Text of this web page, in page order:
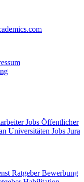
Jobs Öffentlicher
Universitäten Jobs Jura
Ratgeber Bewerbung